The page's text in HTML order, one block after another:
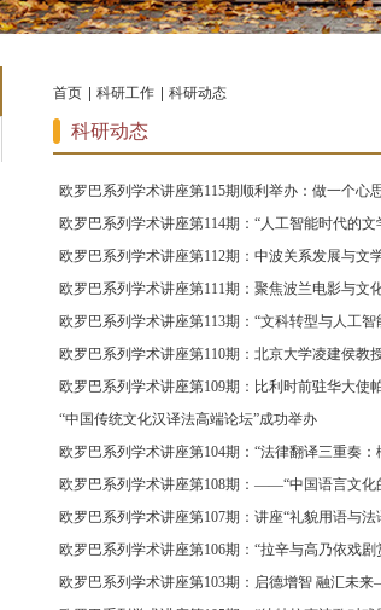
首页 科研工作 科研动态
科研动态
欧罗巴系列学术讲座第115期顺利举办：做一个心
欧罗巴系列学术讲座第114期：“人工智能时代的
欧罗巴系列学术讲座第112期：中波关系发展与文
欧罗巴系列学术讲座第111期：聚焦波兰电影与文
欧罗巴系列学术讲座第113期：“文科转型与人工智
欧罗巴系列学术讲座第110期：北京大学凌建侯教
欧罗巴系列学术讲座第109期：比利时前驻华大使
“中国传统文化汉译法高端论坛”成功举办
欧罗巴系列学术讲座第104期：“法律翻译三重奏
欧罗巴系列学术讲座第108期：——“中国语言文化
欧罗巴系列学术讲座第107期：讲座“礼貌用语与法
欧罗巴系列学术讲座第106期：“拉辛与高乃依戏剧
欧罗巴系列学术讲座第103期：启德增智 融汇未